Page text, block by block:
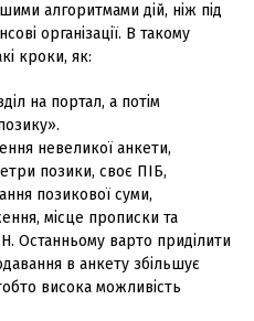
алгоритмами дій, ніж під
організації. В такому
кроки, як:
на портал, а потім
невеликої анкети,
позики, своє ПІБ,
позикової суми,
місце прописки та
Останньому варто приділити
в анкету збільшує
висока можливість